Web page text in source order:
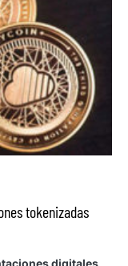
tokenizadas